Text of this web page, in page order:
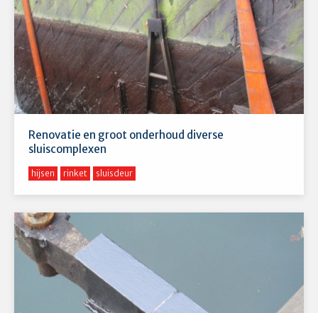
Renovatie en groot onderhoud diverse
sluiscomplexen
hijsen rinket sluisdeur